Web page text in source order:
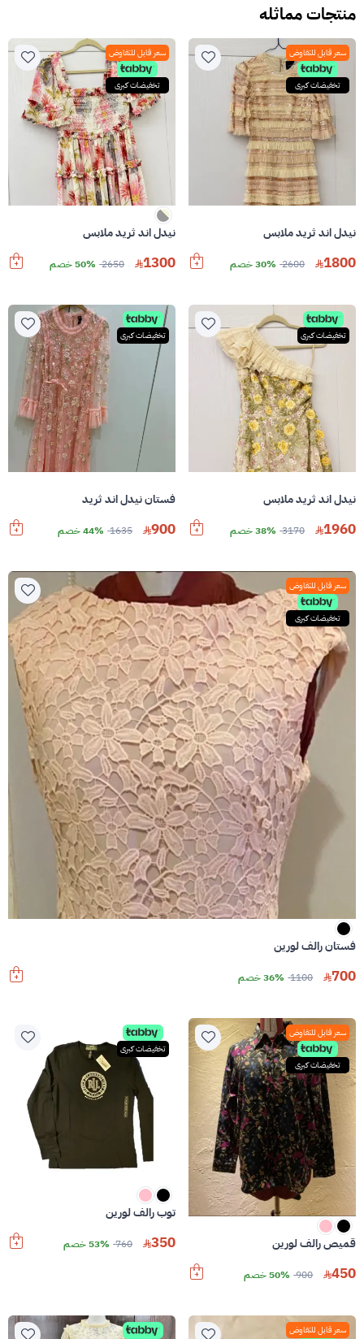
منتجات مماثله
سعر قابل للتفاوض
تخفيضات كبرى
نيدل اند ثريد ملابس
1800
2600 30% خصم
سعر قابل للتفاوض
تخفيضات كبرى
نيدل اند ثريد ملابس
1300
2650 50% خصم
تخفيضات كبرى
نيدل اند ثريد ملابس
1960
3170 38% خصم
تخفيضات كبرى
فستان نيدل اند ثريد
900
1635 44% خصم
سعر قابل للتفاوض
تخفيضات كبرى
فستان رالف لورين
700
1100 36% خصم
سعر قابل للتفاوض
تخفيضات كبرى
قميص رالف لورين
450
900 50% خصم
تخفيضات كبرى
توب رالف لورين
350
760 53% خصم
سعر قابل للتفاوض